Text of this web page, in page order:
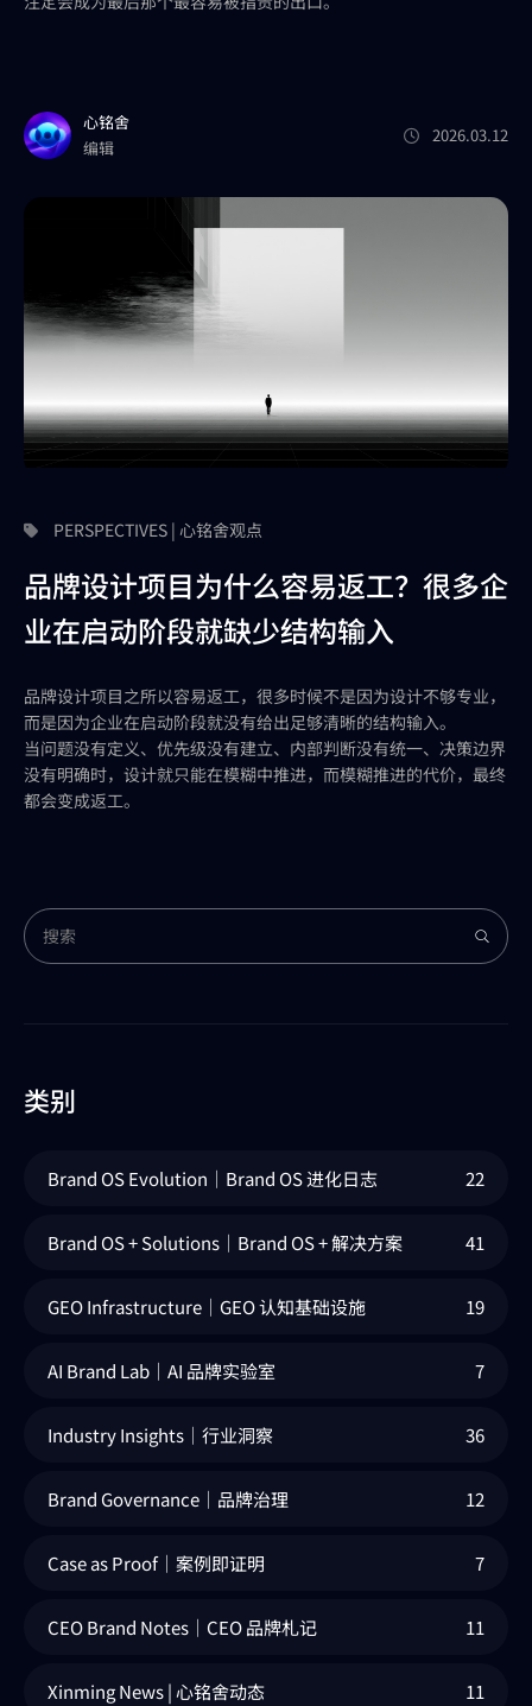
心铭舍
编辑
2026.03.12
PERSPECTIVES | 心铭舍观点
品牌设计项目为什么容易返工？很多企
业在启动阶段就缺少结构输入
品牌设计项目之所以容易返工，很多时候不是因为设计不够专业，
而是因为企业在启动阶段就没有给出足够清晰的结构输入。
当问题没有定义、优先级没有建立、内部判断没有统一、决策边界
没有明确时，设计就只能在模糊中推进，而模糊推进的代价，最终
都会变成返工。
类别
Brand OS Evolution｜Brand OS 进化日志 22
Brand OS + Solutions｜Brand OS + 解决方案 41
GEO Infrastructure｜GEO 认知基础设施 19
AI Brand Lab｜AI 品牌实验室 7
Industry Insights｜行业洞察 36
Brand Governance｜品牌治理 12
Case as Proof｜案例即证明 7
CEO Brand Notes｜CEO 品牌札记 11
Xinming News | 心铭舍动态 11